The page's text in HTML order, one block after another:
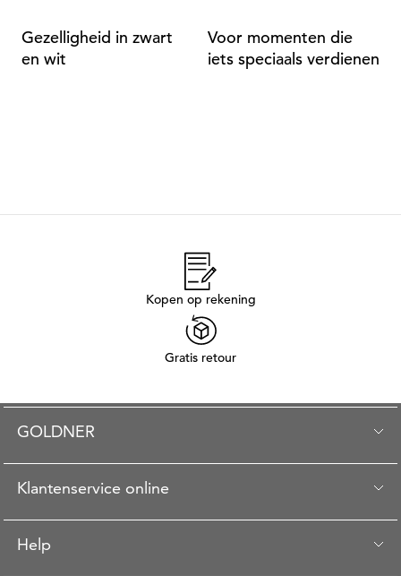
Gezelligheid in zwart
en wit
Voor momenten die
iets speciaals verdienen
Kopen op rekening
Gratis retour
GOLDNER
Klantenservice online
Help